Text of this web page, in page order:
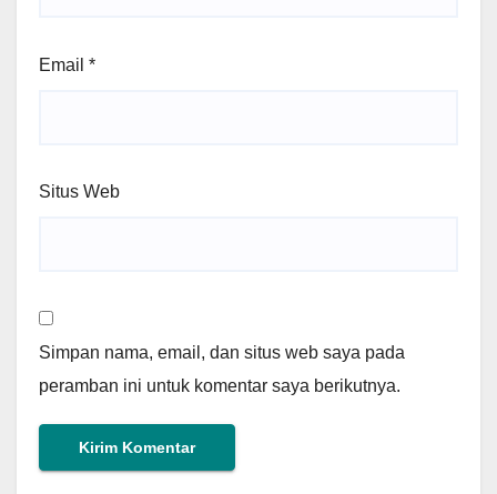
Email *
Situs Web
Simpan nama, email, dan situs web saya pada
peramban ini untuk komentar saya berikutnya.